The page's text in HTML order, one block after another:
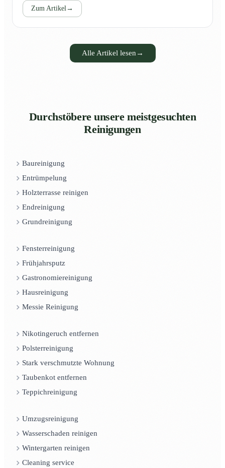
Zum Artikel→
Alle Artikel lesen →
Durchstöbere unsere meistgesuchten
Reinigungen
Baureinigung
Entrümpelung
Holzterrasse reinigen
Endreinigung
Grundreinigung
Fensterreinigung
Frühjahrsputz
Gastronomiereinigung
Hausreinigung
Messie Reinigung
Nikotingeruch entfernen
Polsterreinigung
Stark verschmutzte Wohnung
Taubenkot entfernen
Teppichreinigung
Umzugsreinigung
Wasserschaden reinigen
Wintergarten reinigen
Cleaning service